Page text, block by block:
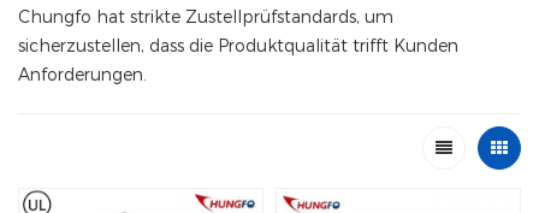
Chungfo hat strikte Zustellprüfstandards, um
sicherzustellen, dass die Produktqualität trifft Kunden
Anforderungen.